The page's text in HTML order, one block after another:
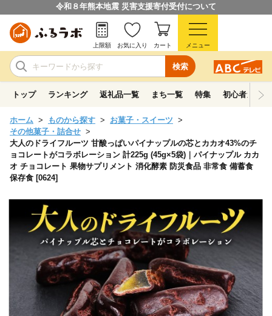
令和８年熊本地震 災害支援寄付受付について
検索
上限額 お気に入り カート メニュー
トップ ランキング 返礼品一覧 まち一覧 特集 初心者ガイド
ホーム ものから探す
お菓子・スイーツ
その他菓子・詰合せ
大人のドライフルーツ 甘酸っぱいパイナップルの芯とカカオ43%のチ
ョコレートがコラボレーション 計225g (45g×5袋)｜パイナップル カカ
オ チョコレート 果物サプリメント 消化酵素 防災食品 非常食 備蓄食
保存食 [0624]